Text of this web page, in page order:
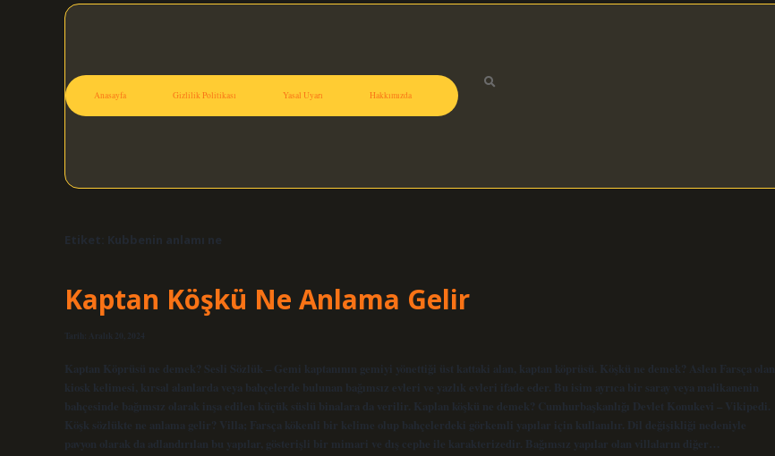
Anasayfa Gizlilik Politikası Yasal Uyarı Hakkımızda
Etiket: Kubbenin anlamı ne
Kaptan Köşkü Ne Anlama Gelir
Tarih: Aralık 20, 2024
Kaptan Köprüsü ne demek? Sesli Sözlük – Gemi kaptanının gemiyi yönettiği üst kattaki alan, kaptan köprüsü. Köşkü ne demek? Aslen Farsça olan
kiosk kelimesi, kırsal alanlarda veya bahçelerde bulunan bağımsız evleri ve yazlık evleri ifade eder. Bu isim ayrıca bir saray veya malikanenin
bahçesinde bağımsız olarak inşa edilen küçük süslü binalara da verilir. Kaplan köşkü ne demek? Cumhurbaşkanlığı Devlet Konukevi – Vikipedi.
Köşk sözlükte ne anlama gelir? Villa; Farsça kökenli bir kelime olup bahçelerdeki görkemli yapılar için kullanılır. Dil değişikliği nedeniyle
pavyon olarak da adlandırılan bu yapılar, gösterişli bir mimari ve dış cephe ile karakterizedir. Bağımsız yapılar olan villaların diğer…